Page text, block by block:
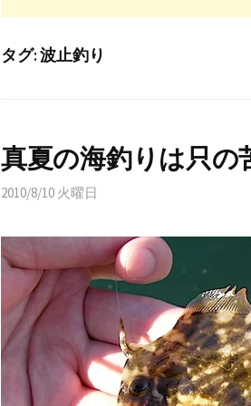
タグ:波止釣り
真夏の海釣りは只の
2010/8/10 火曜日